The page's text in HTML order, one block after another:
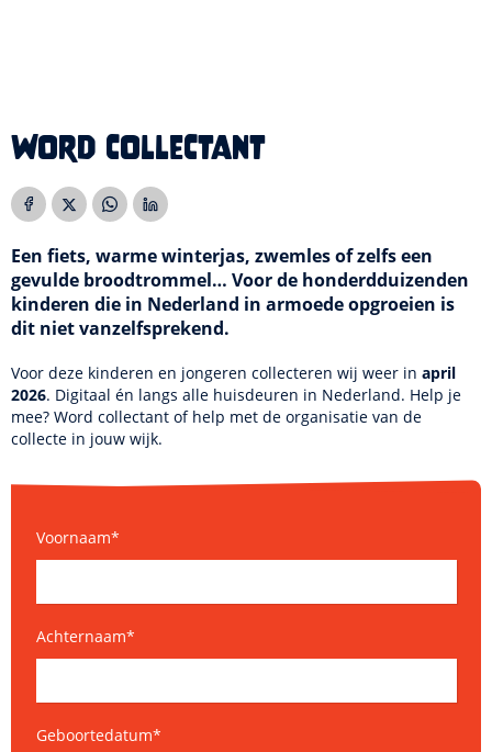
Word collectant
Een fiets, warme winterjas, zwemles of zelfs een
gevulde broodtrommel… Voor de honderdduizenden
kinderen die in Nederland in armoede opgroeien is
dit niet vanzelfsprekend.
Voor deze kinderen en jongeren collecteren wij weer in april
2026. Digitaal én langs alle huisdeuren in Nederland. Help je
mee? Word collectant of help met de organisatie van de
collecte in jouw wijk.
Voornaam*
Achternaam*
Geboortedatum*